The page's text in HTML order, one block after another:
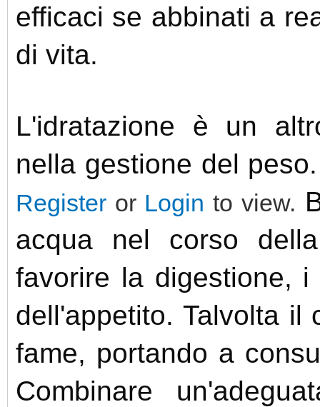
efficaci se abbinati a
di vita.
L'idratazione è un
nella gestione del
Register or Login to view.
acqua nel corso
favorire la digestione,
dell'appetito. Talvolta il
fame, portando a
Combinare